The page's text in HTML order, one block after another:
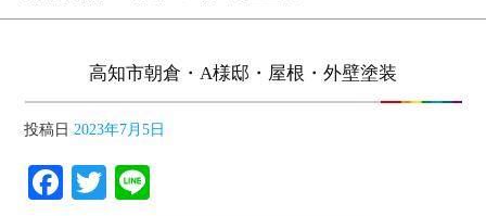
高知市朝倉・A様邸・屋根・外壁塗装
投稿日 2023年7月5日
Facebook
Twitter